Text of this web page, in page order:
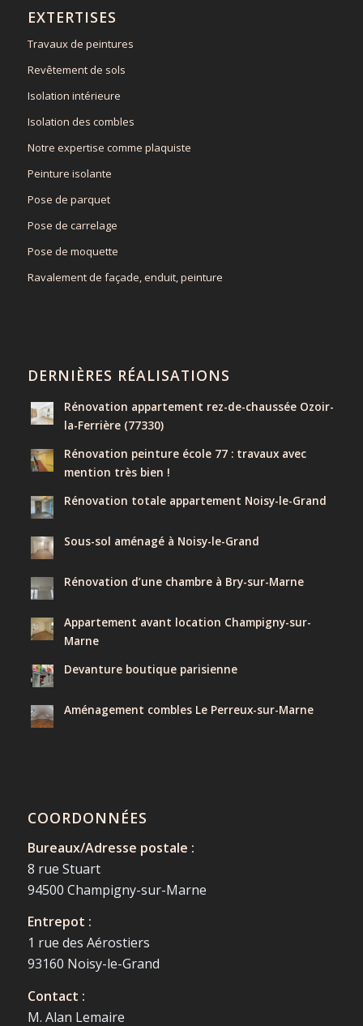
EXTERTISES
Travaux de peintures
Revêtement de sols
Isolation intérieure
Isolation des combles
Notre expertise comme plaquiste
Peinture isolante
Pose de parquet
Pose de carrelage
Pose de moquette
Ravalement de façade, enduit, peinture
DERNIÈRES RÉALISATIONS
Rénovation appartement rez-de-chaussée Ozoir-
la-Ferrière (77330)
Rénovation peinture école 77 : travaux avec
mention très bien !
Rénovation totale appartement Noisy-le-Grand
Sous-sol aménagé à Noisy-le-Grand
Rénovation d’une chambre à Bry-sur-Marne
Appartement avant location Champigny-sur-
Marne
Devanture boutique parisienne
Aménagement combles Le Perreux-sur-Marne
COORDONNÉES
Bureaux/Adresse postale :
8 rue Stuart
94500 Champigny-sur-Marne
Entrepot :
1 rue des Aérostiers
93160 Noisy-le-Grand
Contact :
M. Alan Lemaire